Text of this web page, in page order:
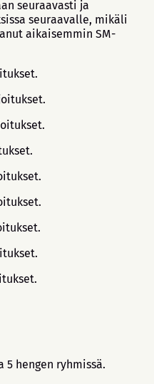
seuraavasti ja
seuraavalle, mikäli
aikaisemmin SM-
5 hengen ryhmissä.